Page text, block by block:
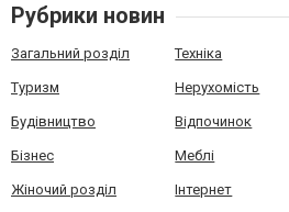
Рубрики новин
Загальний розділ Техніка
Туризм Нерухомість
Будівництво Відпочинок
Бізнес Меблі
Жіночий розділ Інтернет